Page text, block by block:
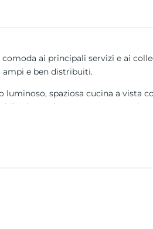
ai principali servizi e ai
ampi e ben distribuiti.
spaziosa cucina a vista
che ospita una camera
bagni
in contesto